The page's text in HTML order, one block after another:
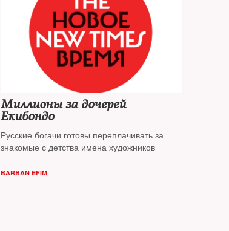
Миллионы за дочерей
Екибондо
Русские богачи готовы переплачивать за
знакомые с детства имена художников
BARBAN EFIM